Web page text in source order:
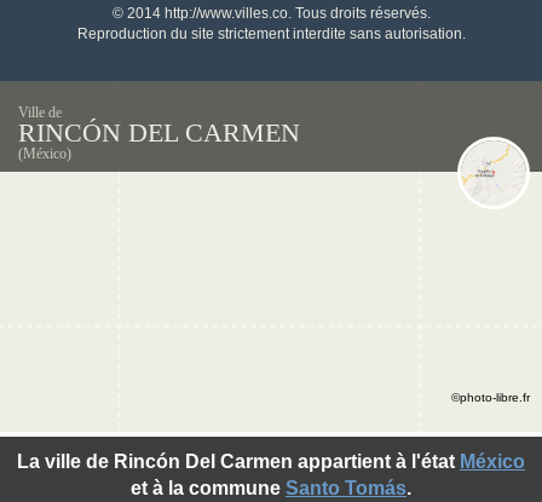
© 2014 http://www.villes.co. Tous droits réservés.
Reproduction du site strictement interdite sans autorisation.
Ville de
RINCÓN DEL CARMEN
(México)
La ville de Rincón Del Carmen appartient à l'état México
et à la commune Santo Tomás.
©photo-libre.fr